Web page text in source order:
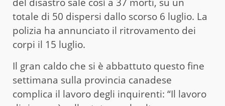
totale di 50 dispersi dallo scorso 6 luglio. La
polizia ha annunciato il ritrovamento dei
corpi il 15 luglio.
Il gran caldo che si è abbattuto questo fine
settimana sulla provincia canadese
complica il lavoro degli inquirenti: “Il lavoro